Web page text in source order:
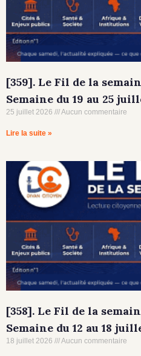
[359]. Le Fil de la
Semaine du 19 au 25
25 juillet 2026 Aucun commentaire
Lire la suite »
[358]. Le Fil de la
Semaine du 12 au 18
18 juillet 2026 Aucun commentaire